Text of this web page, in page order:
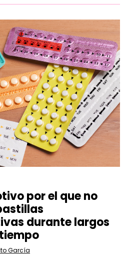
por el que no
durante largos
García